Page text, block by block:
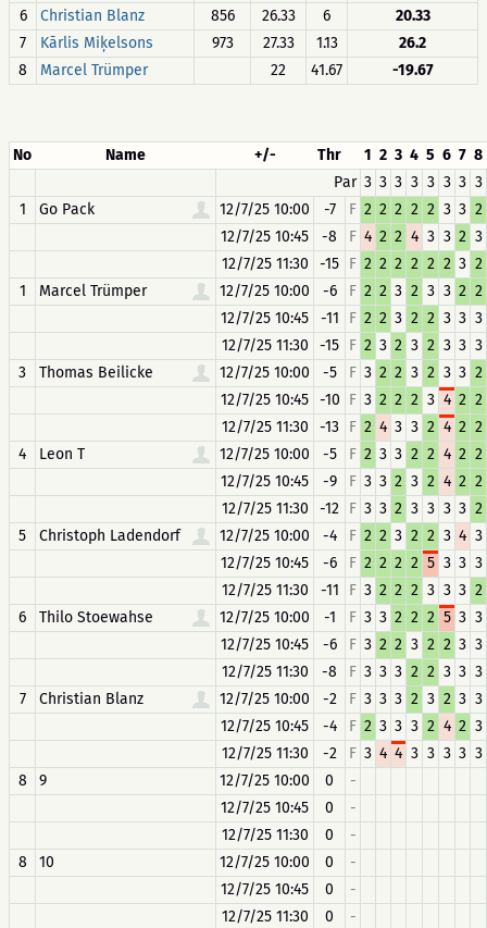
6
Christian Blanz 856 26.33 6
20.33
7
Kārlis Miķelsons 973 27.33 1.13
26.2
8
Marcel Trümper 22 41.67 -19.67
No Name +/- Thr 1 2 3 4 5 6 7 8
Par 3 3 3 3 3 3 3 3
1
Go Pack 12/7/25 10:00 -7 F 2 2 2 2 2 3 3 2
12/7/25 10:45
-8 F 4 2 2 4 3 3 2 3
12/7/25 11:30
-15 F 2 2 2 2 2 2 3 2
1
Marcel Trümper 12/7/25 10:00 -6 F 2 2 3 2 3 3 2 2
12/7/25 10:45
-11 F 2 2 3 2 2 3 3 3
12/7/25 11:30
-15 F 2 3 2 3 2 3 3 3
3
Thomas Beilicke 12/7/25 10:00 -5 F 3 2 2 3 2 3 3 2
12/7/25 10:45 -10 F 3 2 2 2 3 4 2 2
12/7/25 11:30
-13 F 2 4 3 3 2 4 2 2
4
Leon T 12/7/25 10:00 -5 F 2 3 3 2 2 4 2 2
12/7/25 10:45
-9 F 3 3 2 3 2 4 2 2
12/7/25 11:30
-12 F 3 3 2 3 3 3 3 2
5
Christoph Ladendorf 12/7/25 10:00 -4 F 2 2 3 2 2 3 4 3
12/7/25 10:45
-6 F 2 2 2 2 5 3 3 3
12/7/25 11:30
-11 F 3 2 2 2 3 3 3 2
6
Thilo Stoewahse 12/7/25 10:00 -1 F 3 3 2 2 2 5 3 3
12/7/25 10:45
-6 F 3 2 2 3 2 2 3 3
12/7/25 11:30
-8 F 3 3 3 2 2 3 3 3
7
Christian Blanz 12/7/25 10:00 -2 F 3 3 3 2 3 2 3 3
12/7/25 10:45
-4 F 2 3 3 3 2 4 2 3
12/7/25 11:30
-2 F 3 4 4 3 3 3 3 3
8
9 12/7/25 10:00 0
-
12/7/25 10:45
0
-
12/7/25 11:30
0
-
8
10 12/7/25 10:00 0
-
12/7/25 10:45
0
-
12/7/25 11:30
0 -